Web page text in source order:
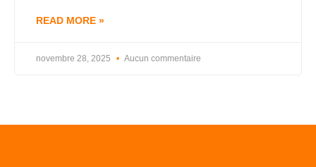
READ MORE »
novembre 28, 2025 Aucun commentaire